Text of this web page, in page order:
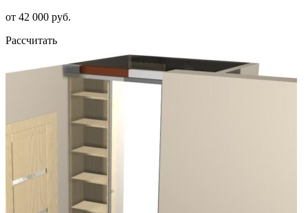
от 42 000 руб.
Рассчитать